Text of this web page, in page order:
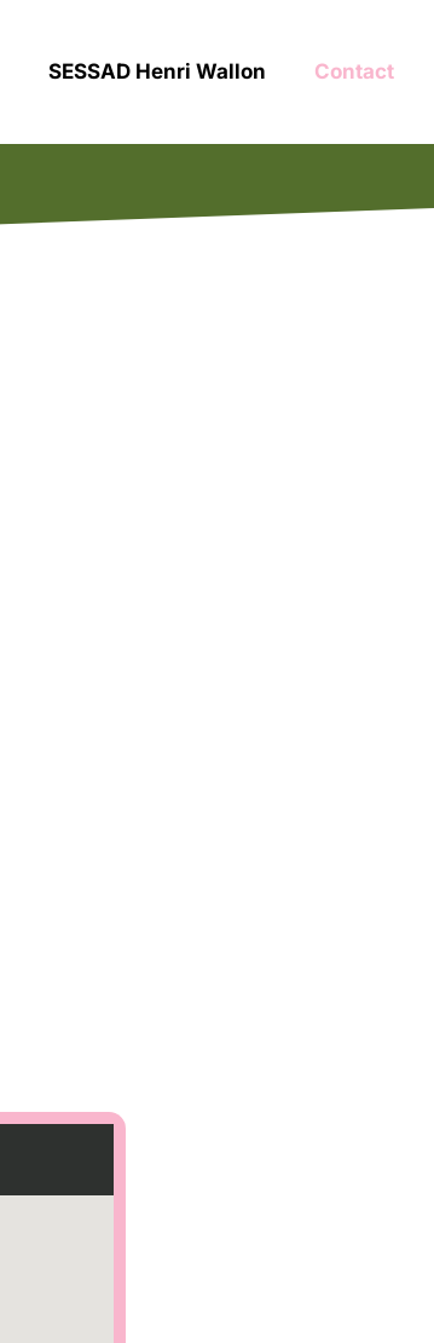
SESSAD Henri Wallon Contact